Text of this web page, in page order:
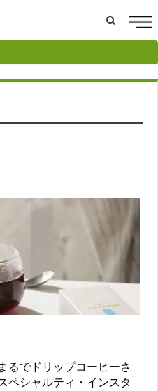
るでドリップコーヒーさ
ペシャルティ・インスタ